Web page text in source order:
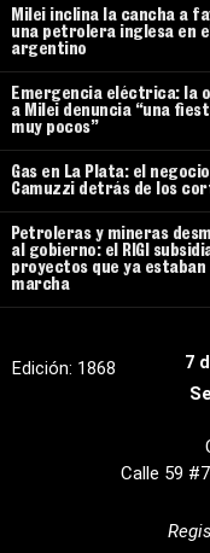
7
Edición: 1868
Calle 59
Milei inclina la cancha a
una petrolera inglesa en
argentino
Emergencia eléctrica: la
a Milei denuncia “una
muy pocos”
Gas en La Plata: el
Camuzzi detrás de los
Petroleras y mineras
al gobierno: el RIGI
proyectos que ya estaban
marcha